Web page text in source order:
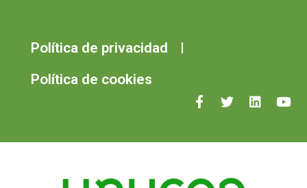
Política de privacidad
Política de cookies